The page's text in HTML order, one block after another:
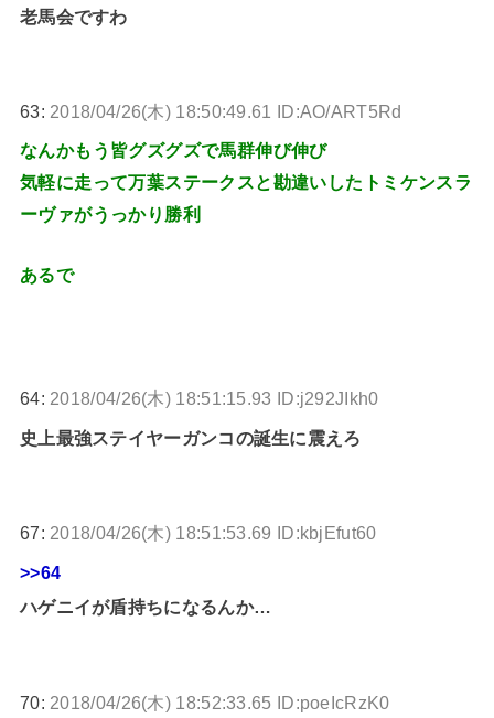
老馬会ですわ
63: 2018/04/26(木) 18:50:49.61 ID:AO/ART5Rd
なんかもう皆グズグズで馬群伸び伸び
気軽に走って万葉ステークスと勘違いしたトミケンスラ
ーヴァがうっかり勝利
あるで
64: 2018/04/26(木) 18:51:15.93 ID:j292JIkh0
史上最強ステイヤーガンコの誕生に震えろ
67: 2018/04/26(木) 18:51:53.69 ID:kbjEfut60
>>64
ハゲニイが盾持ちになるんか…
70: 2018/04/26(木) 18:52:33.65 ID:poeIcRzK0